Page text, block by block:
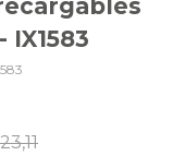
IX1583
23,11